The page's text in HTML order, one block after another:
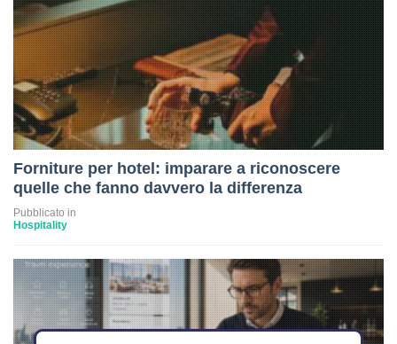
Forniture per hotel: imparare a riconoscere
quelle che fanno davvero la differenza
Pubblicato in
Hospitality